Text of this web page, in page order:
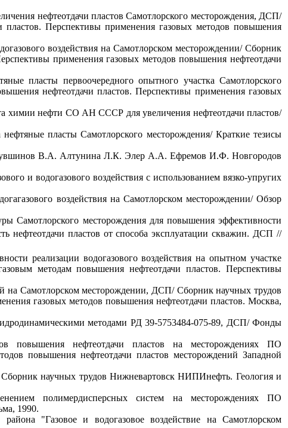
нефтеотдачи пластов Самотлорского месторождения, ДСП/
Перспективы применения газовых методов повышения
воздействия на Самотлорском месторождении/ Сборник
применения газовых методов повышения нефтеотдачи
пласты первоочередного опытного участка Самотлорского
нефтеотдачи пластов. Перспективы применения газовых
нефти СО АН СССР для увеличения нефтеотдачи пластов/
пласты Самотлорского месторождения/ Краткие тезисы
В.А. Алтунина Л.К. Элер А.А. Ефремов И.Ф. Новгородов
и водогазового воздействия с использованием вязко-упругих
воздействия на Самотлорском месторождении/ Обзор
Самотлорского месторождения для повышения эффективности
нефтеотдачи пластов от способа эксплуатации скважин. ДСП //
реализации водогазового воздействия на опытном участке
методам повышения нефтеотдачи пластов. Перспективы
Самотлорском месторождении, ДСП/ Сборник научных трудов
газовых методов повышения нефтеотдачи пластов. Москва,
методами РД 39-5753484-075-89, ДСП/ Фонды
нефтеотдачи пластов на месторождениях ПО
повышения нефтеотдачи пластов месторождений Западной
научных трудов Нижневартовск НИПИнефть. Геология и
полимердисперсных систем на месторождениях ПО
1990.
"Газовое и водогазовое воздействие на Самотлорском